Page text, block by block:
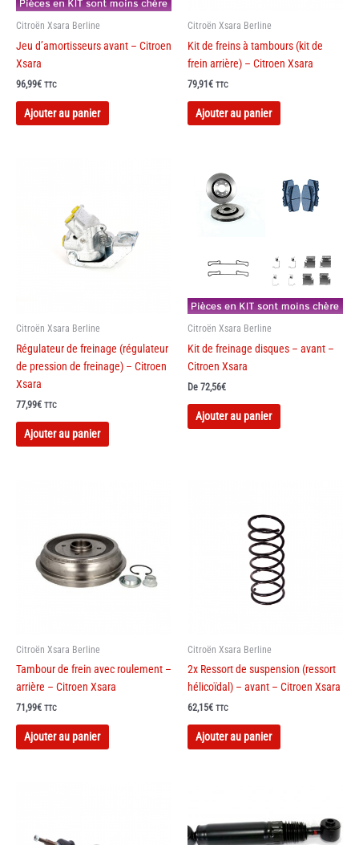
Citroën Xsara Berline
Jeu d’amortisseurs avant – Citroen
Xsara
96,99€ TTC
Ajouter au panier
Citroën Xsara Berline
Kit de freins à tambours (kit de
frein arrière) – Citroen Xsara
79,91€ TTC
Ajouter au panier
Citroën Xsara Berline
Régulateur de freinage (régulateur
de pression de freinage) – Citroen
Xsara
77,99€ TTC
Ajouter au panier
Citroën Xsara Berline
Kit de freinage disques – avant –
Citroen Xsara
De 72,56€
Ajouter au panier
Citroën Xsara Berline
Tambour de frein avec roulement –
arrière – Citroen Xsara
71,99€ TTC
Ajouter au panier
Citroën Xsara Berline
2x Ressort de suspension (ressort
hélicoïdal) – avant – Citroen Xsara
62,15€ TTC
Ajouter au panier